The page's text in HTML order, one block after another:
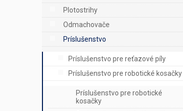
Plotostrihy
Odmachovače
Príslušenstvo
Príslušenstvo pre reťazové píly
Príslušenstvo pre robotické kosačky
Príslušenstvo pre robotické
kosačky